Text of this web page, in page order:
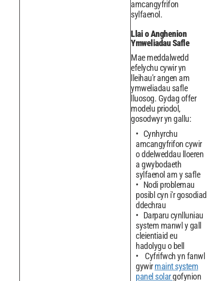
amcangyfrifon
sylfaenol.
Llai o Anghenion
Ymweliadau Safle
Mae meddalwedd
efelychu cywir yn
lleihau'r angen am
ymweliadau safle
lluosog. Gydag offer
modelu priodol,
gosodwyr yn gallu:
Cynhyrchu
amcangyfrifon cywir
o ddelweddau lloeren
a gwybodaeth
sylfaenol am y safle
Nodi problemau
posibl cyn i'r gosodiad
ddechrau
Darparu cynlluniau
system manwl y gall
cleientiaid eu
hadolygu o bell
Cyfrifwch yn fanwl
gywirmaint system
panel solargofynion